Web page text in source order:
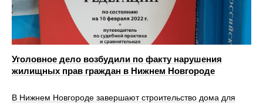
Уголовное дело возбудили по факту нарушения
жилищных прав граждан в Нижнем Новгороде
В Нижнем Новгороде завершают строительство дома для